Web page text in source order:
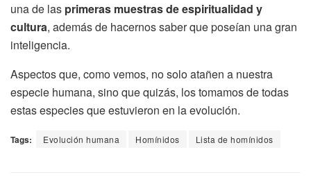
una de las primeras muestras de espiritualidad y
cultura, además de hacernos saber que poseían una gran
inteligencia.
Aspectos que, como vemos, no solo atañen a nuestra
especie humana, sino que quizás, los tomamos de todas
estas especies que estuvieron en la evolución.
Tags: Evolución humana Homínidos Lista de homínidos